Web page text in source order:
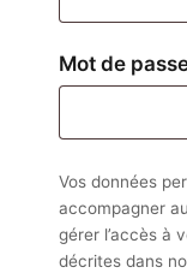
Mot de
Vos données
accompagner
gérer l’accès à
décrites dans